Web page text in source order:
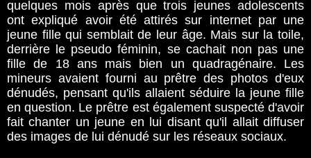
quelques mois après que trois jeunes adolescents
ont expliqué avoir été attirés sur internet par une
jeune fille qui semblait de leur âge. Mais sur la toile,
derrière le pseudo féminin, se cachait non pas une
fille de 18 ans mais bien un quadragénaire. Les
mineurs avaient fourni au prêtre des photos d'eux
dénudés, pensant qu'ils allaient séduire la jeune fille
en question. Le prêtre est également suspecté d'avoir
fait chanter un jeune en lui disant qu'il allait diffuser
des images de lui dénudé sur les réseaux sociaux.